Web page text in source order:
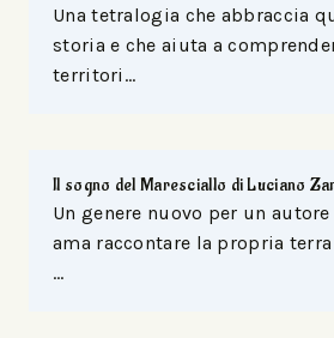
Una tetralogia che abbraccia
storia e che aiuta a
territori…
Il sogno del Maresciallo di Luciano
Un genere nuovo per un
ama raccontare la propria
…